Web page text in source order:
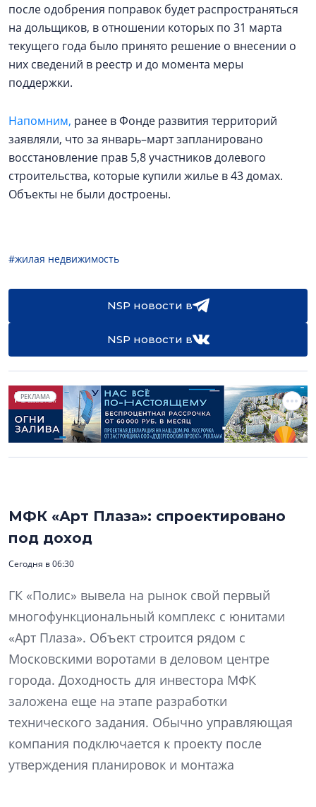
после одобрения поправок будет распространяться
на дольщиков, в отношении которых по 31 марта
текущего года было принято решение о внесении о
них сведений в реестр и до момента меры
поддержки.
Напомним, ранее в Фонде развития территорий
заявляли, что за январь–март запланировано
восстановление прав 5,8 участников долевого
строительства, которые купили жилье в 43 домах.
Объекты не были достроены.
#жилая недвижимость
NSP новости в
NSP новости в
РЕКЛАМА
МФК «Арт Плаза»: спроектировано
под доход
Сегодня в 06:30
ГК «Полис» вывела на рынок свой первый
многофункциональный комплекс с юнитами
«Арт Плаза». Объект строится рядом с
Московскими воротами в деловом центре
города. Доходность для инвестора МФК
заложена еще на этапе разработки
технического задания. Обычно управляющая
компания подключается к проекту после
утверждения планировок и монтажа